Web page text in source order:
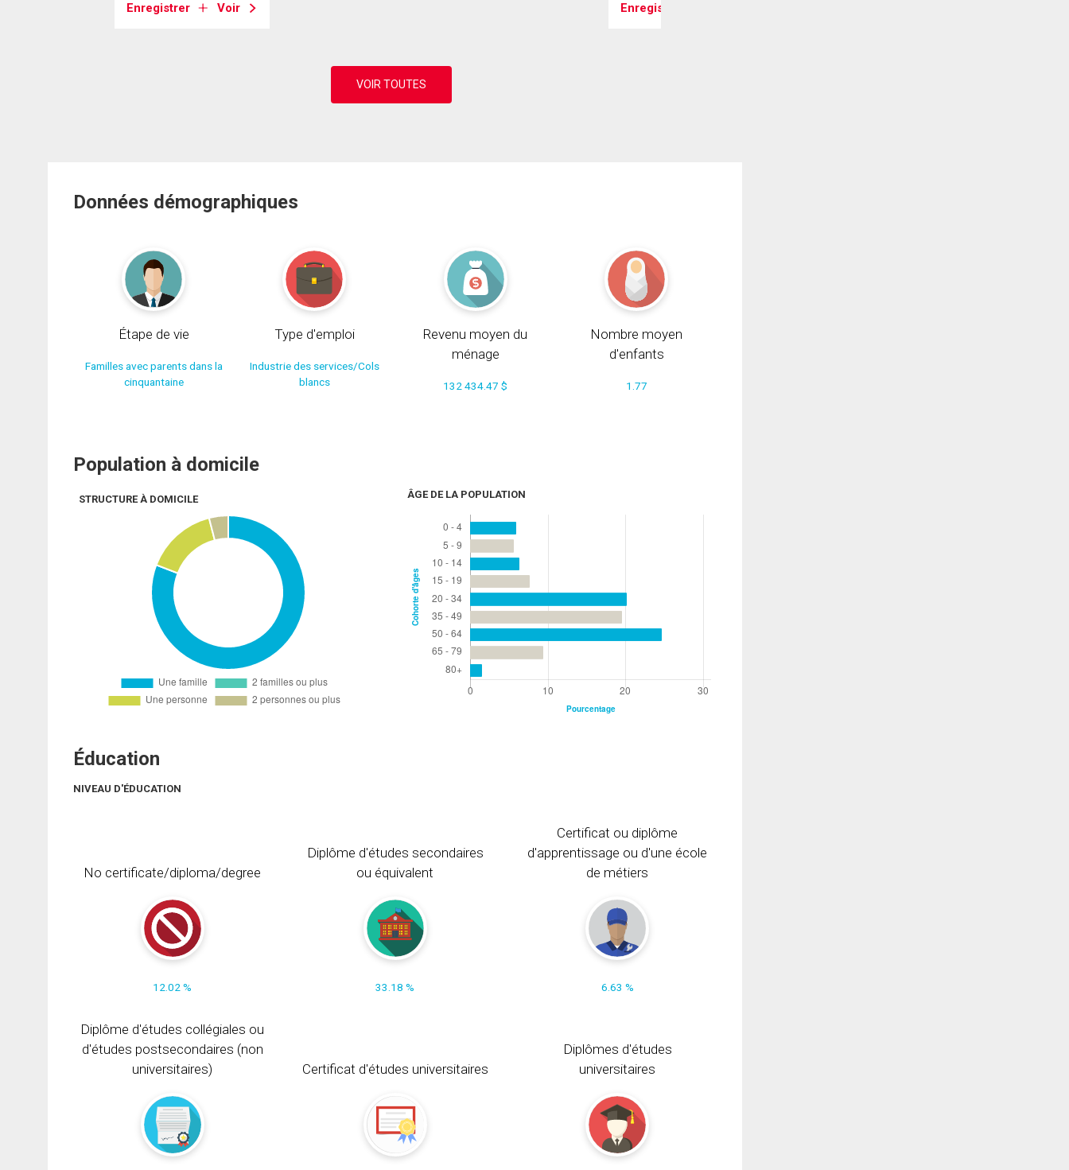
Enregistrer Voir Enregistrer
Données démographiques
Étape de vie
Familles avec parents dans la
cinquantaine
Type d'emploi
Industrie des services/Cols
blancs
Revenu moyen du
ménage
132 434.47 $
Nombre moyen
d'enfants
1.77
Population à domicile
STRUCTURE À DOMICILE ÂGE DE LA POPULATION
Éducation
NIVEAU D'ÉDUCATION
No certificate/diploma/degree
12.02 %
Diplôme d'études secondaires
ou équivalent
33.18 %
Certificat ou diplôme
d'apprentissage ou d'une école
de métiers
6.63 %
Diplôme d'études collégiales ou
d'études postsecondaires (non
universitaires)
Certificat d'études universitaires
Diplômes d'études
universitaires